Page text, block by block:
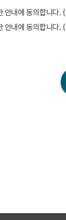
안내에 동의합니다
안내에 동의합니다